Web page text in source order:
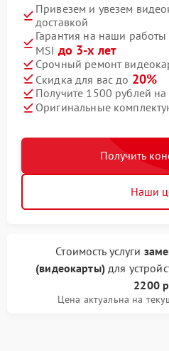
Привезем и увезем
доставкой
Гарантия на наши
MSI до 3-х лет
Срочный ремонт
Скидка для вас до 20%
Получите 1500 рублей
Оригинальные
Получить
Наши
Стоимость услуги
(видеокарты)для
2200
Цена актуальна на